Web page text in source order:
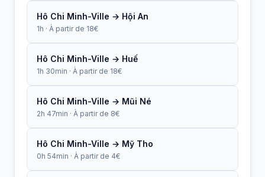
Hô Chi Minh-Ville → Hội An
1h · À partir de 18€
Hô Chi Minh-Ville → Huế
1h 30min · À partir de 18€
Hô Chi Minh-Ville → Mũi Né
2h 47min · À partir de 8€
Hô Chi Minh-Ville → Mỹ Tho
0h 54min · À partir de 4€